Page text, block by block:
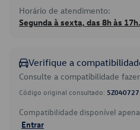
Horário de atendimento:
Segunda à sexta, das 8h às 17h.
Verifique a
Consulte a compatibilidade
Código original consultado:
Compatibilidade disponível
Entrar